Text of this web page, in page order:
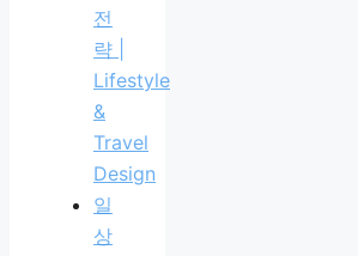
전
략 |
Lifestyle
&
Travel
Design
일
상